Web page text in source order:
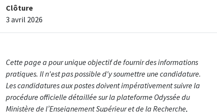
Clôture
3 avril 2026
Cette page a pour unique objectif de fournir des informations
pratiques. Il n'est pas possible d'y soumettre une candidature.
Les candidatures aux postes doivent impérativement suivre la
procédure officielle détaillée sur la plateforme Odyssée du
Ministère de l’Enseignement Supérieur et de la Recherche,